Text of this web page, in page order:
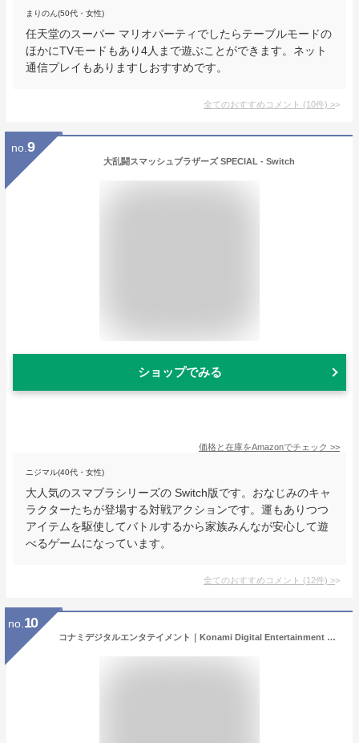
まりのん(50代・女性)
任天堂のスーパー マリオパーティでしたらテーブルモードの
ほかにTVモードもあり4人まで遊ぶことができます。ネット
通信プレイもありますしおすすめです。
全てのおすすめコメント (10件) >
no. 9
大乱闘スマッシュブラザーズ SPECIAL - Switch
ショップでみる
価格と在庫をAmazonでチェック >>
ニジマル(40代・女性)
大人気のスマブラシリーズの Switch版です。おなじみのキャ
ラクターたちが登場する対戦アクションです。運もありつつ
アイテムを駆使してバトルするから家族みんなが安心して遊
べるゲームになっています。
全てのおすすめコメント (12件) >
no. 10
コナミデジタルエンタテイメント｜Konami Digital Entertainment 桃太郎電鉄 〜昭和 平成 令和も定番！〜[桃鉄 ニンテンドースイッチ ソフト Switch ]